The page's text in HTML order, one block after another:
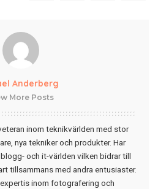
Anderberg
More Posts
inom teknikvärlden med stor
nya tekniker och produkter. Har
och it-världen vilken bidrar till
tillsammans med andra entusiaster.
inom fotografering och